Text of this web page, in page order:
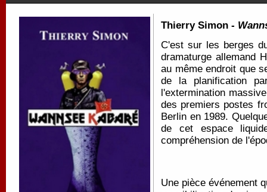
Thierry Simon -
C'est sur les berges
dramaturge allemand
au même endroit que
de la planification
l'extermination
des premiers postes
Berlin en 1989.
de cet espace
compréhension de
Une pièce événement